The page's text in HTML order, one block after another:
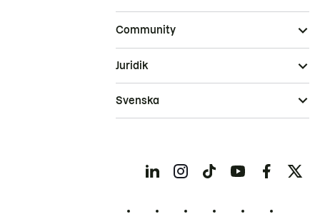
Community
Juridik
Svenska